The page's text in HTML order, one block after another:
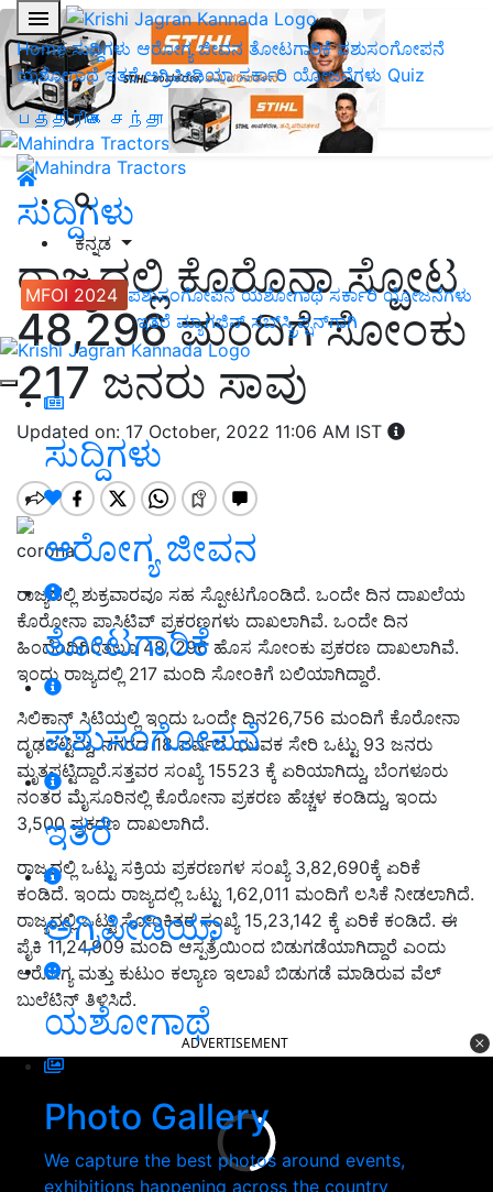
Home ಸುದ್ದಿಗಳು ಆರೋಗ್ಯ ಜೀವನ ತೋಟಗಾರಿಕೆಪಶುಸಂಗೋಪನೆ
ಯಶೋಗಾಥೆ ಇತರೆ ಅಗ್ರಿಪೀಡಿಯಾ ಸರ್ಕಾರಿ ಯೋಜನೆಗಳು Quiz
பத்திரிகை சந்தா
ಕನ್ನಡ
MFOI 2024 ಪಶುಸಂಗೋಪನೆ ಯಶೋಗಾಥೆ ಸರ್ಕಾರಿ ಯೋಜನೆಗಳು
ಇತರೆ ಮ್ಯಾಗಜಿನ್‌ ಸಬ್‌ಸ್ಕ್ರಿಪ್ಷನ್‌ಗಾಗಿ
ಸುದ್ದಿಗಳು
ಆರೋಗ್ಯ ಜೀವನ
ತೋಟಗಾರಿಕೆ
ಪಶುಸಂಗೋಪನೆ
ಇತರೆ
ಅಗ್ರಿಪೀಡಿಯಾ
ಯಶೋಗಾಥೆ
Photo Gallery
We capture the best photos around events,
exhibitions happening across the country
ಸುದ್ದಿಗಳು
ರಾಜ್ಯದಲ್ಲಿ ಕೊರೊನಾ‌ ಸ್ಪೋಟ
48,296 ಮಂದಿಗೆ ಸೋಂಕು
217 ಜನರು ಸಾವು
Updated on: 17 October, 2022 11:06 AM IST
corona
ರಾಜ್ಯದಲ್ಲಿ ಶುಕ್ರವಾರವೂ ಸಹ ಸ್ಪೋಟಗೊಂಡಿದೆ. ಒಂದೇ ದಿನ ದಾಖಲೆಯ
ಕೊರೋನಾ ಪಾಸಿಟಿವ್ ಪ್ರಕರಣಗಳು ದಾಖಲಾಗಿವೆ. ಒಂದೇ ದಿನ
ಹಿಂದೆಂದಿಗಿಂತಲೂ 48, 296 ಹೊಸ ಸೋಂಕು ಪ್ರಕರಣ ದಾಖಲಾಗಿವೆ.
ಇಂದು ರಾಜ್ಯದಲ್ಲಿ 217 ಮಂದಿ ಸೋಂಕಿಗೆ ಬಲಿಯಾಗಿದ್ದಾರೆ.
ಸಿಲಿಕಾನ್ ಸಿಟಿಯಲ್ಲಿ ಇಂದು ಒಂದೇ ದಿನ26,756 ಮಂದಿಗೆ ಕೊರೋನಾ
ದೃಢಪಟ್ಟಿದ್ದು, ನಗರದ 18 ವರ್ಷದ ಯುವಕ ಸೇರಿ ಒಟ್ಟು 93 ಜನರು
ಮೃತಪಟ್ಟಿದ್ದಾರೆ.ಸತ್ತವರ ಸಂಖ್ಯೆ 15523 ಕ್ಕೆ ಏರಿಯಾಗಿದ್ದು, ಬೆಂಗಳೂರು
ನಂತರ ಮೈಸೂರಿನಲ್ಲಿ ಕೊರೋನಾ ಪ್ರಕರಣ ಹೆಚ್ಚಳ ಕಂಡಿದ್ದು, ಇಂದು
3,500 ಪ್ರಕರಣ ದಾಖಲಾಗಿದೆ.
ರಾಜ್ಯದಲ್ಲಿ ಒಟ್ಟು ಸಕ್ರಿಯ ಪ್ರಕರಣಗಳ ಸಂಖ್ಯೆ 3,82,690ಕ್ಕೆ ಏರಿಕೆ
ಕಂಡಿದೆ. ಇಂದು ರಾಜ್ಯದಲ್ಲಿ ಒಟ್ಟು 1,62,011 ಮಂದಿಗೆ ಲಸಿಕೆ ನೀಡಲಾಗಿದೆ.
ರಾಜ್ಯದಲ್ಲಿ ಒಟ್ಟು ಸೋಂಕಿತರ ಸಂಖ್ಯೆ 15,23,142 ಕ್ಕೆ ಏರಿಕೆ ಕಂಡಿದೆ. ಈ
ಪೈಕಿ 11,24,909 ಮಂದಿ ಆಸ್ಪತ್ರೆಯಿಂದ ಬಿಡುಗಡೆಯಾಗಿದ್ದಾರೆ ಎಂದು
ಆರೋಗ್ಯ ಮತ್ತು ಕುಟುಂ ಕಲ್ಯಾಣ ಇಲಾಖೆ ಬಿಡುಗಡೆ ಮಾಡಿರುವ ವೆಲ್
ಬುಲೆಟಿನ್ ತಿಳಿಸಿದೆ.
ADVERTISEMENT